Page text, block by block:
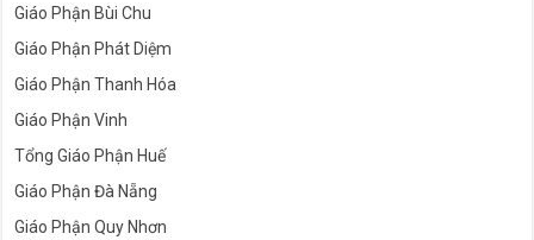
Giáo Phận Bùi Chu
Giáo Phận Phát Diệm
Giáo Phận Thanh Hóa
Giáo Phận Vinh
Tổng Giáo Phận Huế
Giáo Phận Đà Nẵng
Giáo Phận Quy Nhơn